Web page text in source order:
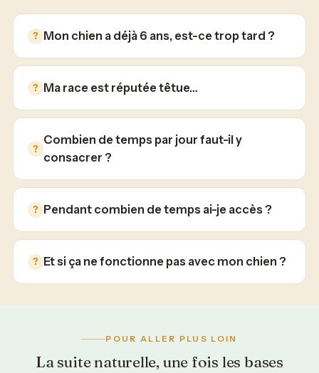
Mon chien a déjà 6 ans, est-ce trop tard ?
Ma race est réputée têtue…
Combien de temps par jour faut-il y
consacrer ?
Pendant combien de temps ai-je accès ?
Et si ça ne fonctionne pas avec mon chien ?
POUR ALLER PLUS LOIN
La suite naturelle, une fois les bases